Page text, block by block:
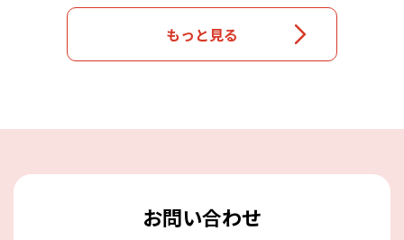
もっと見る
お問い合わせ